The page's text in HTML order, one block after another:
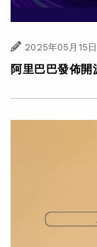
2025年05月15日
阿里巴巴發佈